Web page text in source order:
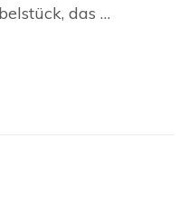
das …